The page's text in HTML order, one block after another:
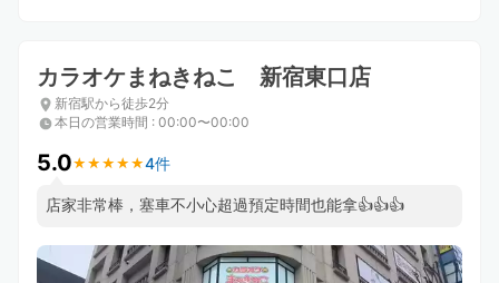
カラオケまねきねこ 新宿東口店
新宿駅から徒歩2分
本日の営業時間 : 00:00〜00:00
5.0★ ★ ★ ★ ★
★ ★ ★ ★ ★4件
店家非常棒，塞車不小心超過預定時間也能拿👍👍👍